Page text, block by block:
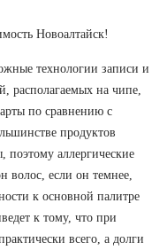
Новоалтайск!
технологии записи и
располагаемых на чипе,
по сравнению с
продуктов
поэтому аллергические
волос, если он темнее,
к основной палитре
к тому, что при
всего, а долги